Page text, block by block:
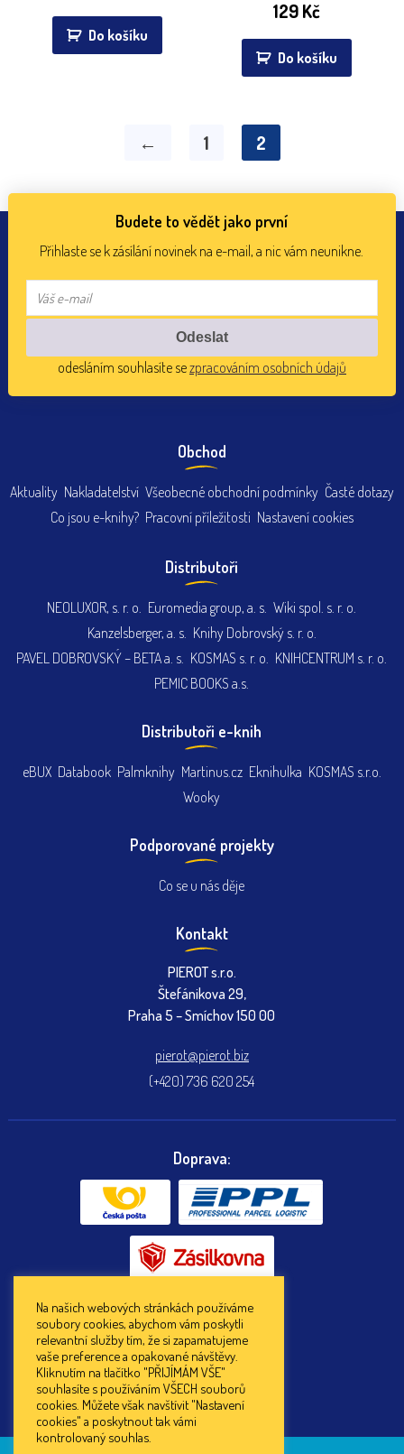
Do košíku
129Kč
Do košíku
← 1 2
Budete to vědět jako první
Přihlaste se k zásílání novinek na e-mail, a nic vám neunikne.
odesláním souhlasíte sezpracováním osobních údajů
Obchod
Aktuality Nakladatelství Všeobecné obchodní podmínky Časté dotazy
Co jsou e-knihy? Pracovní příležitosti Nastavení cookies
Distributoři
NEOLUXOR, s. r. o. Euromedia group, a. s. Wiki spol. s. r. o.
Kanzelsberger, a. s. Knihy Dobrovský s. r. o.
PAVEL DOBROVSKÝ – BETA a. s. KOSMAS s. r. o. KNIHCENTRUM s. r. o.
PEMIC BOOKS a.s.
Distributoři e-knih
eBUX Databook Palmknihy Martinus.cz Eknihulka KOSMAS s.r.o.
Wooky
Podporované projekty
Co se u nás děje
Kontakt
PIEROT s.r.o.
Štefánikova 29,
Praha 5 – Smíchov 150 00
pierot@pierot.biz
(+420) 736 620 254
Doprava:
Platba:
Na našich webových stránkách používáme
soubory cookies, abychom vám poskytli
relevantní služby tím, že si zapamatujeme
vaše preference a opakované návštěvy.
Kliknutím na tlačítko "PŘIJÍMÁM VŠE"
souhlasíte s používáním VŠECH souborů
cookies. Můžete však navštívit "Nastavení
cookies" a poskytnout tak vámi
kontrolovaný souhlas.